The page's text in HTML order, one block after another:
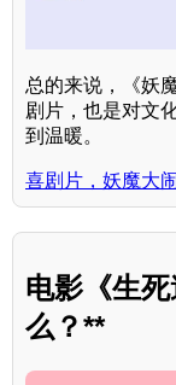
总的来说，《妖
剧片，也是对文
到温暖。
喜剧片，妖魔大
电影《生
么？**